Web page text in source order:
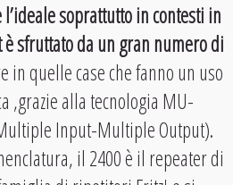
soprattutto in contesti in
è sfruttato da un gran numero di
in quelle case che fanno un uso
,grazie alla tecnologia MU-
Input-Multiple Output).
il 2400 è il repeater di